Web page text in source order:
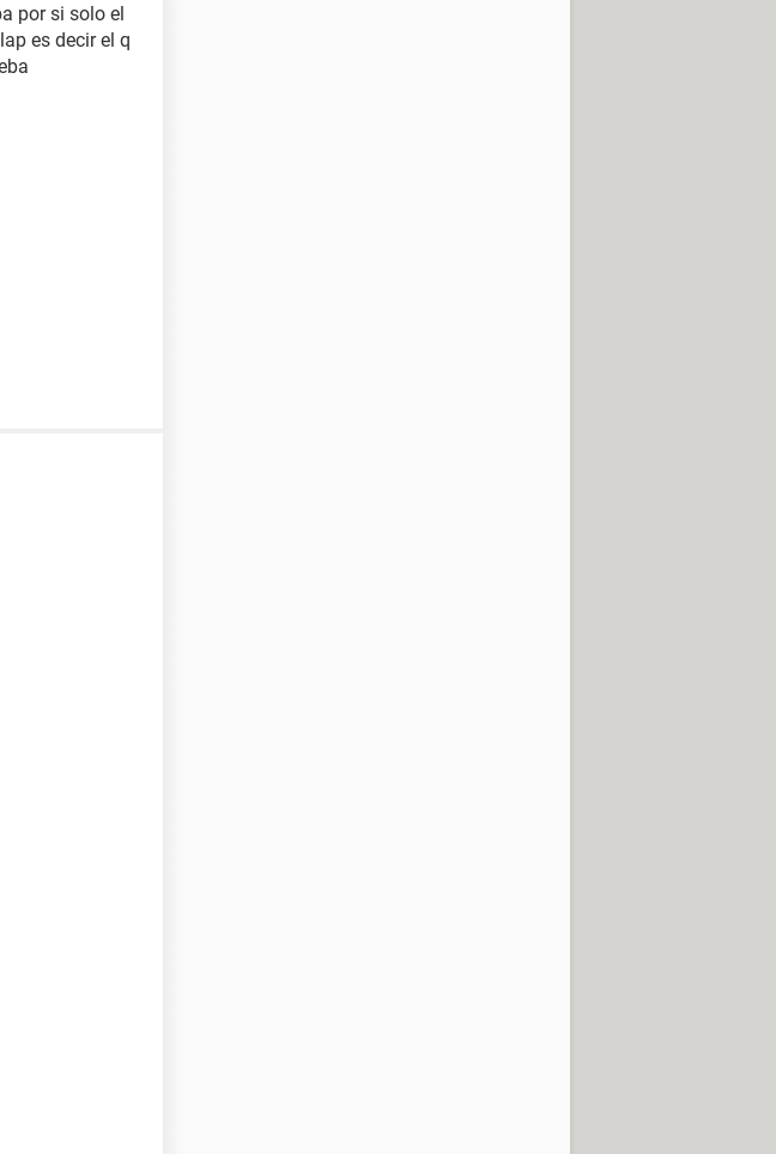
por si solo el
es decir el q